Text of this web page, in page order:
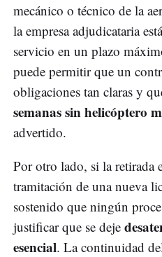
mecánico o técnico de la
la empresa adjudicataria
servicio en un plazo
puede permitir que un
obligaciones tan claras y
semanas sin helicóptero
advertido.
Por otro lado, si la retirada
tramitación de una nueva
sostenido que ningún
justificar que se deje
esencial. La continuidad